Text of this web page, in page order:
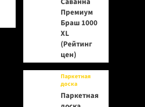
Премиум
Браш 1000
XL
(Рейтинг
цен)
Паркетная
доска
Паркетная